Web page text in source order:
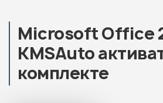
Microsoft Office
KMSAuto
комплекте